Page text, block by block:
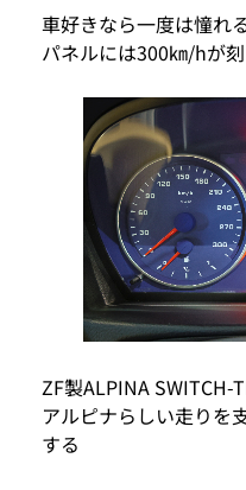
車好きなら一度は憧れ
パネルには300㎞/hが
ZF製ALPINA SWITCH-
アルピナらしい走りを
する